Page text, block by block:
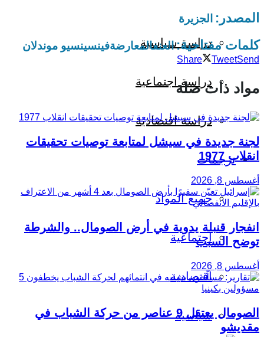
دراسة سياسية
دراسة اجتماعية
دراسة اقتصادية
ترجمات
جميع المواد
اجتماعية
اقتصادية
سياسية
المصدر: الجزيرة
كلمات مفتاحية:العنفالمعارضةفينسينسيو موندلان
Share TweetSend
مواد ذات صلة
لجنة جديدة في سيشل لمتابعة توصيات تحقيقات
انقلاب 1977
أغسطس 8, 2026
انفجار قنبلة يدوية في أرض الصومال.. والشرطة
توضح السبب
أغسطس 8, 2026
الصومال يعتقل 9 عناصر من حركة الشباب في
مقديشو